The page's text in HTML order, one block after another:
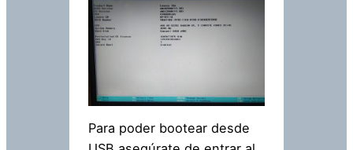
Para poder bootear desde